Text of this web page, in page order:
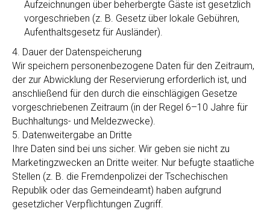
Aufzeichnungen über beherbergte Gäste ist gesetzlich
vorgeschrieben (z. B. Gesetz über lokale Gebühren,
Aufenthaltsgesetz für Ausländer).
4. Dauer der Datenspeicherung
Wir speichern personenbezogene Daten für den Zeitraum,
der zur Abwicklung der Reservierung erforderlich ist, und
anschließend für den durch die einschlägigen Gesetze
vorgeschriebenen Zeitraum (in der Regel 6–10 Jahre für
Buchhaltungs- und Meldezwecke).
5. Datenweitergabe an Dritte
Ihre Daten sind bei uns sicher. Wir geben sie nicht zu
Marketingzwecken an Dritte weiter. Nur befugte staatliche
Stellen (z. B. die Fremdenpolizei der Tschechischen
Republik oder das Gemeindeamt) haben aufgrund
gesetzlicher Verpflichtungen Zugriff.